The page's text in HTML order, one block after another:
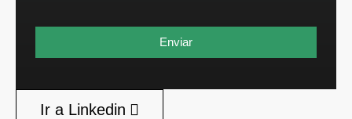
Enviar
Ir a Linkedin